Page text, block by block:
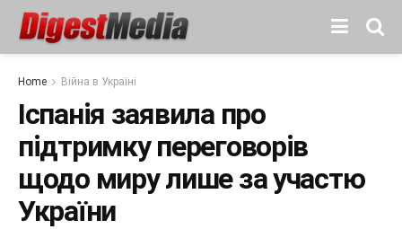
Home Війна в Україні
Іспанія заявила про
підтримку переговорів
щодо миру лише за участю
України